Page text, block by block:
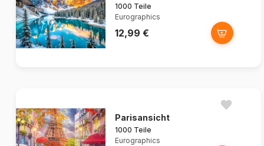
1000 Teile
Eurographics
12,99 €
Parisansicht
1000 Teile
Eurographics